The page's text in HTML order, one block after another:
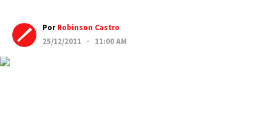
PorRobinson Castro
25/12/2011 · 11:00 AM